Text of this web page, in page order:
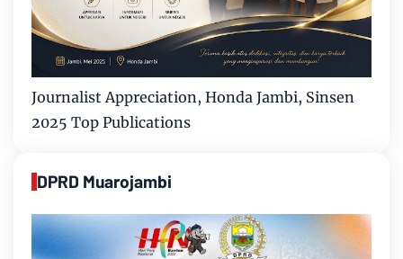
Journalist Appreciation, Honda Jambi, Sinsen
2025 Top Publications
DPRD Muarojambi